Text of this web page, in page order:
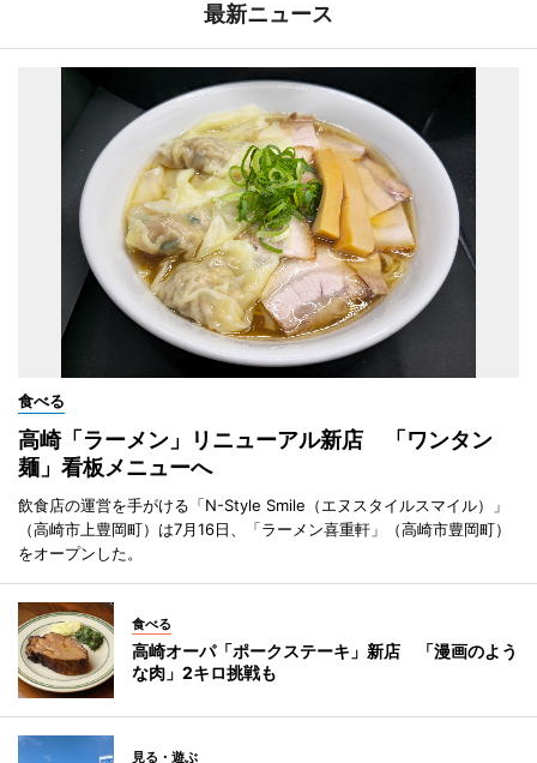
最新ニュース
食べる
高崎「ラーメン」リニューアル新店 「ワンタン
麺」看板メニューへ
飲食店の運営を手がける「N-Style Smile（エヌスタイルスマイル）」
（高崎市上豊岡町）は7月16日、「ラーメン喜重軒」（高崎市豊岡町）
をオープンした。
食べる
高崎オーパ「ポークステーキ」新店 「漫画のよう
な肉」2キロ挑戦も
見る・遊ぶ